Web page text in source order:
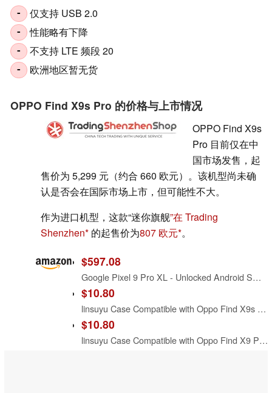
- 仅支持 USB 2.0
- 性能略有下降
- 不支持 LTE 频段 20
- 欧洲地区暂无货
OPPO Find X9s Pro 的价格与上市情况
OPPO Find X9s
Pro 目前仅在中
国市场发售，起
售价为 5,299 元（约合 660 欧元）。该机型尚未确
认是否会在国际市场上市，但可能性不大。
作为进口机型，这款“迷你旗舰”在 Trading
Shenzhen 的起售价为807 欧元 。
$597.08
Google Pixel 9 Pro XL - Unlocked Android Smartphone with Gemini, Triple Rear Camera System, 24-Hour Battery, and 6.8" Super Actua Display - Hazel - 128 GB
$10.80
linsuyu Case Compatible with Oppo Find X9s Pro, Compatible with Oppo Find X9s Pro PU Leather Grain Magnetic snap Phone case-Green
$10.80
linsuyu Case Compatible with Oppo Find X9 Pro, Compatible with Oppo Find X9 Pro Matte Leather Phone Case Black.